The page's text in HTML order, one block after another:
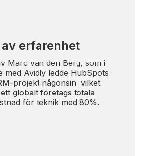
av erfarenhet
Marc van den Berg, som i
med Avidly ledde HubSpots
projekt någonsin, vilket
globalt företags totala
för teknik med 80%.